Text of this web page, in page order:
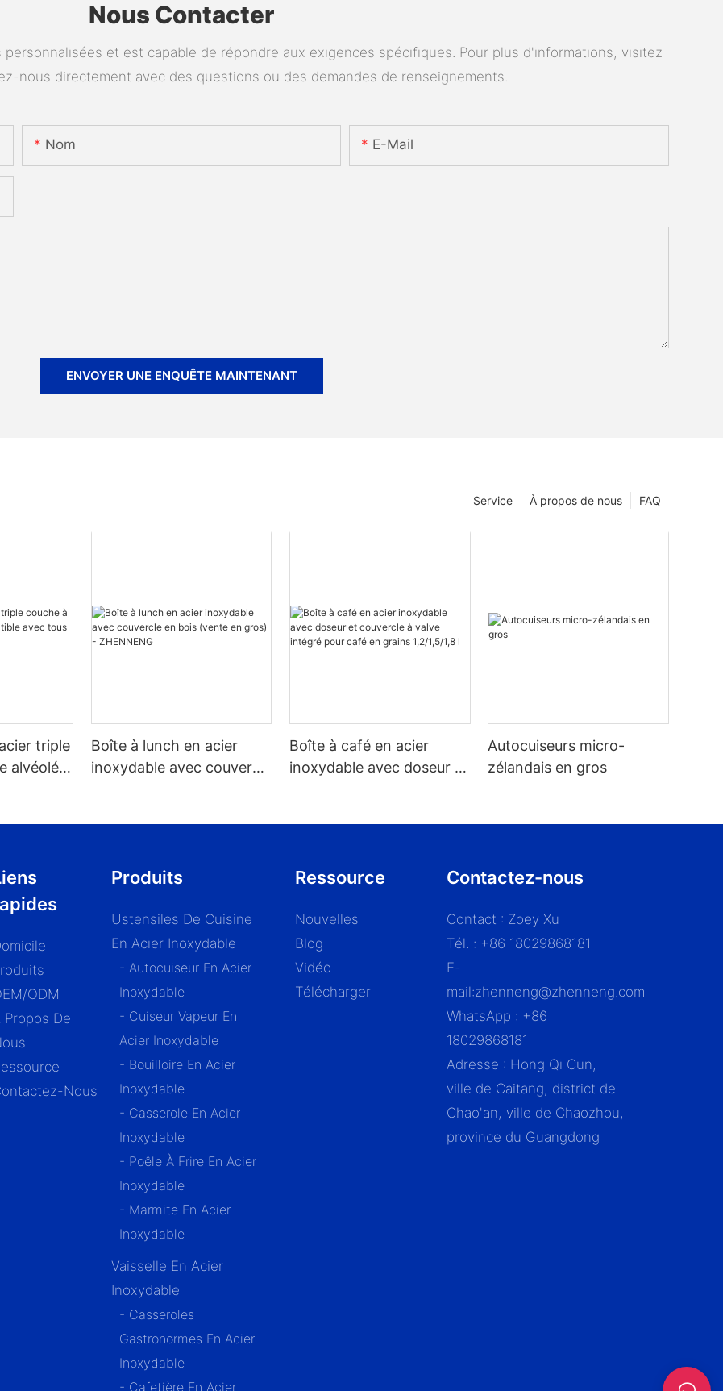
Nous Contacter
et est capable de répondre aux exigences spécifiques. Pour plus d'informations, visitez
nous directement avec des questions ou des demandes de renseignements.
Nom E-Mail
ENVOYER UNE ENQUÊTE MAINTENANT
FAQ
À propos de nous
Service
triple
alvéolée,
Boîte à lunch en acier
inoxydable avec couvercle
Boîte à café en acier
inoxydable avec doseur et
Autocuiseurs micro-
zélandais en gros
ODM
Propos De
Nous
Produits
Ustensiles De Cuisine
En Acier Inoxydable
- Autocuiseur En Acier
Inoxydable
- Cuiseur Vapeur En
Acier Inoxydable
- Bouilloire En Acier
Inoxydable
- Casserole En Acier
Inoxydable
- Poêle À Frire En Acier
Inoxydable
- Marmite En Acier
Inoxydable
Vaisselle En Acier
Inoxydable
- Casseroles
Gastronormes En Acier
Inoxydable
- Cafetière En Acier
Ressource
Nouvelles
Blog
Vidéo
Télécharger
Contactez-nous
Contact : Zoey Xu
Tél. : +86 18029868181
E-
mail:zhenneng@zhenneng.com
WhatsApp : +86
18029868181
Adresse : Hong Qi Cun,
ville de Caitang, district de
Chao'an, ville de Chaozhou,
province du Guangdong